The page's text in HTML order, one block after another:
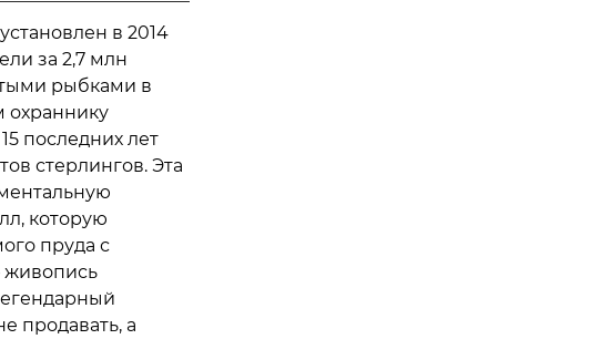
в 2014
за 2,7 млн
рыбками в
охраннику
последних лет
стерлингов. Эта
которую
пруда с
живопись
продавать, а